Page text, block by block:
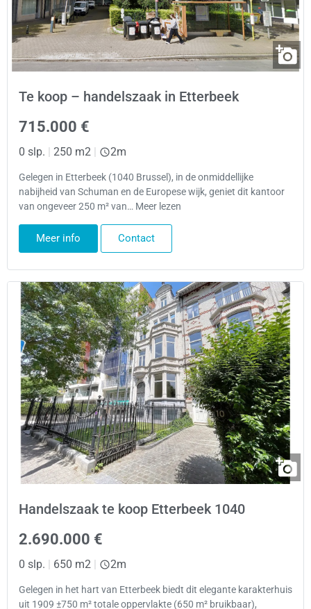
Te koop – handelszaak in Etterbeek
715.000 €
0 slp. | 250 m2 | 2m
Gelegen in Etterbeek (1040 Brussel), in de onmiddellijke
nabijheid van Schuman en de Europese wijk, geniet dit kantoor
van ongeveer 250 m² van… Meer lezen
Meer info Contact
Handelszaak te koop Etterbeek 1040
2.690.000 €
0 slp. | 650 m2 | 2m
Gelegen in het hart van Etterbeek biedt dit elegante karakterhuis
uit 1909 ±750 m² totale oppervlakte (650 m² bruikbaar),